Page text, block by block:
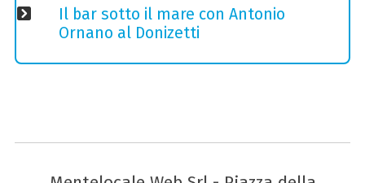
Il bar sotto il mare con Antonio
Ornano al Donizetti